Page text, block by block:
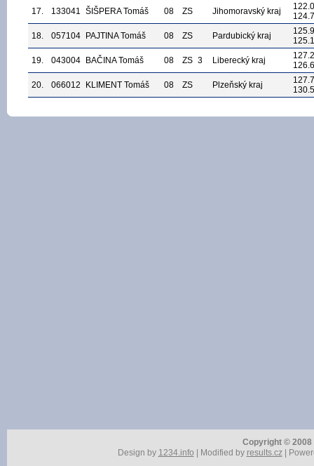
17.
133041 ŠIŠPERA Tomáš 08 ZS Jihomoravský kraj
124.7
18.
057104 PAJTINA Tomáš 08 ZS Pardubický kraj
19.
043004 BAČINA Tomáš 08 ZS 3 Liberecký kraj
20.
066012 KLIMENT Tomáš 08 ZS Plzeňský kraj
127.7
Copyright ©
Design by 1234.info | Modified by results.cz|